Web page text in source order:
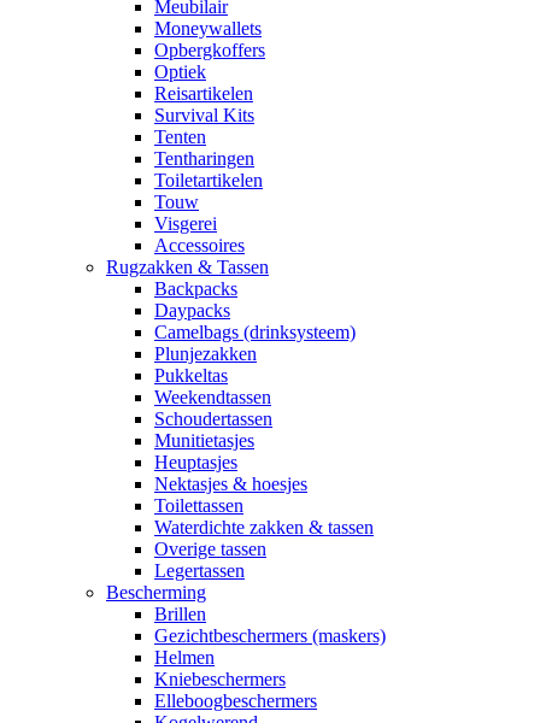
Meubilair
Moneywallets
Opbergkoffers
Optiek
Reisartikelen
Survival Kits
Tenten
Tentharingen
Toiletartikelen
Touw
Visgerei
Accessoires
Rugzakken & Tassen
Backpacks
Daypacks
Camelbags (drinksysteem)
Plunjezakken
Pukkeltas
Weekendtassen
Schoudertassen
Munitietasjes
Heuptasjes
Nektasjes & hoesjes
Toilettassen
Waterdichte zakken & tassen
Overige tassen
Legertassen
Bescherming
Brillen
Gezichtbeschermers (maskers)
Helmen
Kniebeschermers
Elleboogbeschermers